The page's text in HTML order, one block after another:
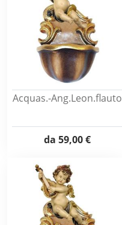
Acquas.-Ang.Leon.flauto
da 59,00 €